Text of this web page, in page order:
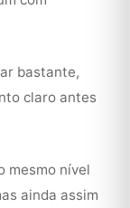
bastante,
claro antes
mesmo nível
ainda assim